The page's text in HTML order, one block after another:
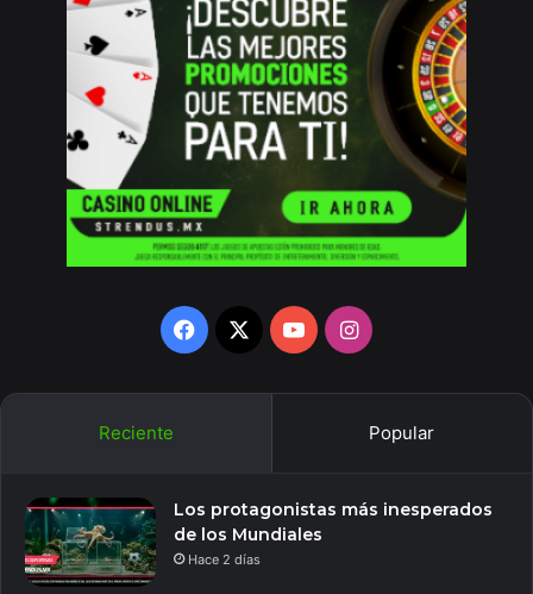
Facebook
X YouTubeInstagram
Reciente Popular
Los protagonistas más inesperados
de los Mundiales
Hace 2 días